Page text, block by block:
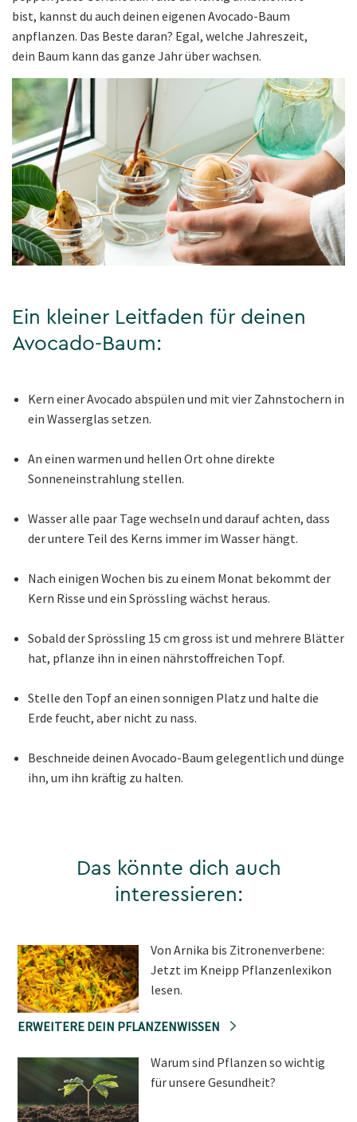
bist, kannst du auch deinen eigenen Avocado-Baum
anpflanzen. Das Beste daran? Egal, welche Jahreszeit,
dein Baum kann das ganze Jahr über wachsen.
Ein kleiner Leitfaden für deinen
Avocado-Baum:
Kern einer Avocado abspülen und mit vier Zahnstochern in
ein Wasserglas setzen.
An einen warmen und hellen Ort ohne direkte
Sonneneinstrahlung stellen.
Wasser alle paar Tage wechseln und darauf achten, dass
der untere Teil des Kerns immer im Wasser hängt.
Nach einigen Wochen bis zu einem Monat bekommt der
Kern Risse und ein Sprössling wächst heraus.
Sobald der Sprössling 15 cm gross ist und mehrere Blätter
hat, pflanze ihn in einen nährstoffreichen Topf.
Stelle den Topf an einen sonnigen Platz und halte die
Erde feucht, aber nicht zu nass.
Beschneide deinen Avocado-Baum gelegentlich und dünge
ihn, um ihn kräftig zu halten.
Das könnte dich auch
interessieren:
Von Arnika bis Zitronenverbene:
Jetzt im Kneipp Pflanzenlexikon
lesen.
ERWEITERE DEIN PFLANZENWISSEN
Warum sind Pflanzen so wichtig
für unsere Gesundheit?